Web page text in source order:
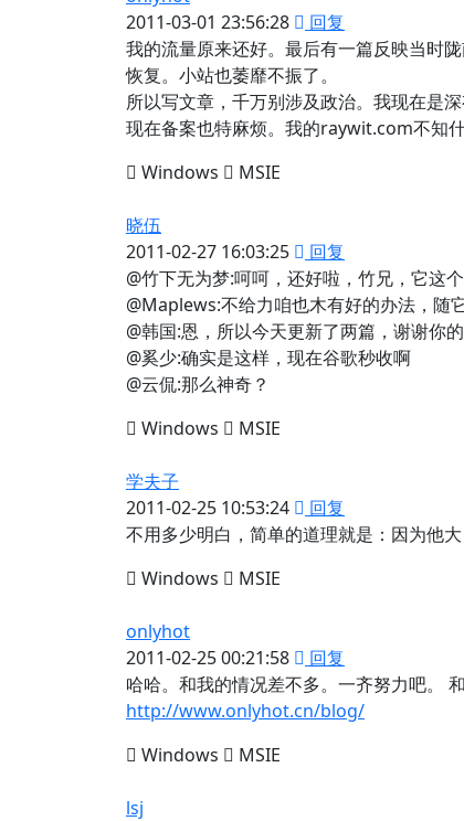
2011-03-01 23:56:28
回复
我的流量原来还好。最后有一篇反映当时
恢复。小站也萎靡不振了。
所以写文章，千万别涉及政治。我现在是深
现在备案也特麻烦。我的raywit.com不知
Windows
MSIE
晓伍
2011-02-27 16:03:25
回复
@竹下无为梦:呵呵，还好啦，竹兄，它这
@Maplews:不给力咱也木有好的办法，随
@韩国:恩，所以今天更新了两篇，谢谢你
@奚少:确实是这样，现在谷歌秒收啊
@云侃:那么神奇？
Windows
MSIE
学夫子
2011-02-25 10:53:24
回复
不用多少明白，简单的道理就是：因为他
Windows
MSIE
onlyhot
2011-02-25 00:21:58
回复
哈哈。和我的情况差不多。一齐努力吧。
http://www.onlyhot.cn/blog/
Windows
MSIE
lsj